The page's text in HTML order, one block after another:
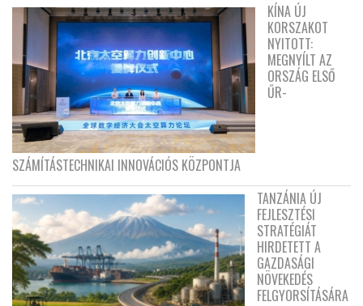
KÍNA ÚJ
KORSZAKOT
NYITOTT:
MEGNYÍLT AZ
ORSZÁG ELSŐ
ŰR-
SZÁMÍTÁSTECHNIKAI INNOVÁCIÓS KÖZPONTJA
TANZÁNIA ÚJ
FEJLESZTÉSI
STRATÉGIÁT
HIRDETETT A
GAZDASÁGI
NÖVEKEDÉS
FELGYORSÍTÁSÁRA